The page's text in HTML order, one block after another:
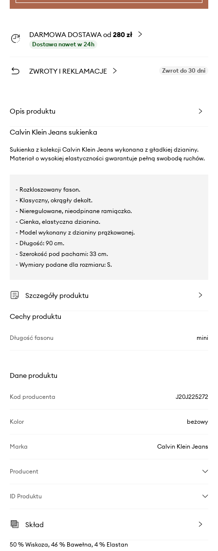
DARMOWA DOSTAWA od 280 zł
Dostawa nawet w 24h
ZWROTY I REKLAMACJE Zwrot do 30 dni
Opis produktu
Calvin Klein Jeans sukienka
Sukienka z kolekcji Calvin Klein Jeans wykonana z gładkiej dzianiny.
Materiał o wysokiej elastyczności gwarantuje pełną swobodę ruchów.
- Rozkloszowany fason.
- Klasyczny, okrągły dekolt.
- Nieregulowane, nieodpinane ramiączko.
- Cienka, elastyczna dzianina.
- Model wykonany z dzianiny prążkowanej.
- Długość: 90 cm.
- Szerokość pod pachami: 33 cm.
- Wymiary podane dla rozmiaru: S.
Szczegóły produktu
Cechy produktu
Długość fasonu mini
Dane produktu
Kod producenta J20J225272
Kolor beżowy
Marka Calvin Klein Jeans
Producent
ID Produktu
Skład
50 % Wiskoza, 46 % Bawełna, 4 % Elastan